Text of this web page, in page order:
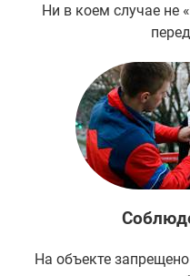
Ни в коем случае не
На объекте